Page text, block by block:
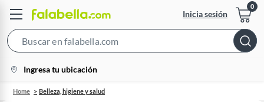
Inicia sesión
Bar
location-
icon
Ingresa tu ubicación
Home Belleza, higiene y salud